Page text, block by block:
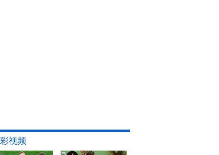
视频